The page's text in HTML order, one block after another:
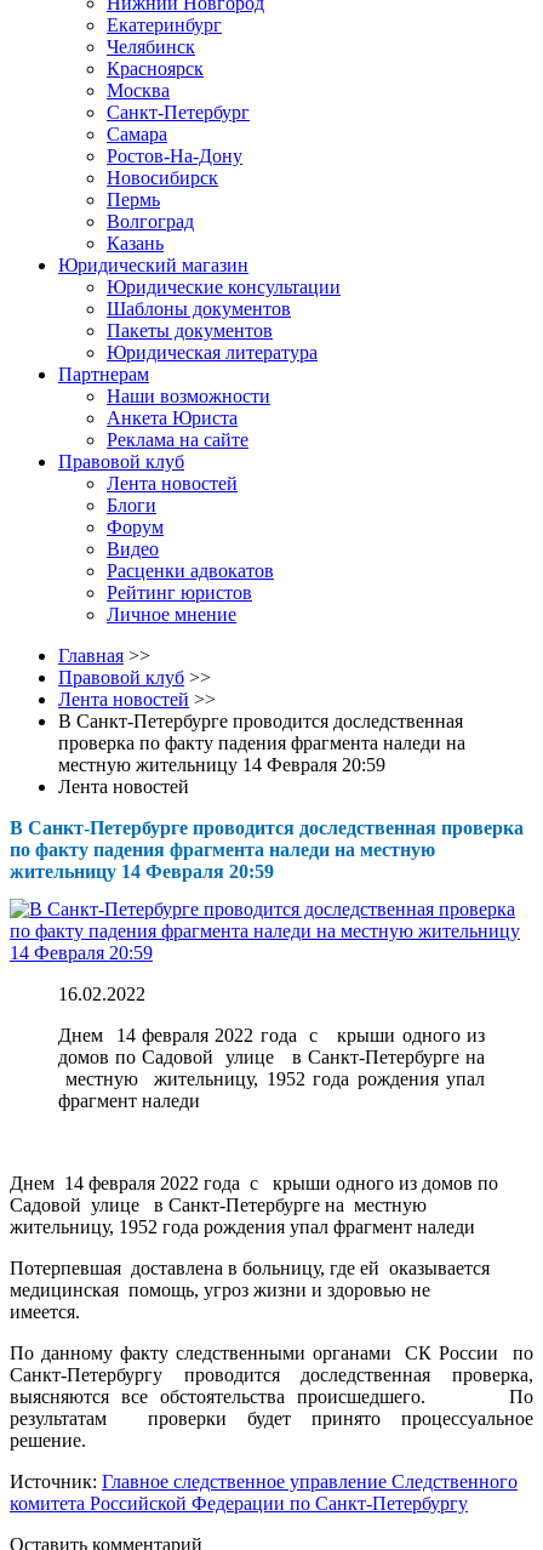
Екатеринбург
Челябинск
Красноярск
Москва
Санкт-Петербург
Самара
Ростов-На-Дону
Новосибирск
Пермь
Волгоград
Казань
Юридический магазин
Юридические консультации
Шаблоны документов
Пакеты документов
Юридическая литература
Партнерам
Наши возможности
Анкета Юриста
Реклама на сайте
Правовой клуб
Лента новостей
Блоги
Форум
Видео
Расценки адвокатов
Рейтинг юристов
Личное мнение
Главная >>
Правовой клуб >>
Лента новостей >>
В Санкт-Петербурге проводится доследственная
проверка по факту падения фрагмента наледи на
местную жительницу 14 Февраля 20:59
Лента новостей
В Санкт-Петербурге проводится доследственная проверка
по факту падения фрагмента наледи на местную
жительницу 14 Февраля 20:59
16.02.2022
Днем 14 февраля 2022 года с крыши одного из
домов по Садовой улице в Санкт-Петербурге на
местную жительницу, 1952 года рождения упал
фрагмент наледи
Днем 14 февраля 2022 года с крыши одного из домов по
Садовой улице в Санкт-Петербурге на местную
жительницу, 1952 года рождения упал фрагмент наледи
Потерпевшая доставлена в больницу, где ей оказывается
медицинская помощь, угроз жизни и здоровью не
имеется.
По данному факту следственными органами СК России по
Санкт-Петербургу проводится доследственная проверка,
выясняются все обстоятельства происшедшего. По
результатам проверки будет принято процессуальное
решение.
Источник: Главное следственное управление Следственного
комитета Российской Федерации по Санкт-Петербургу
Оставить комментарий